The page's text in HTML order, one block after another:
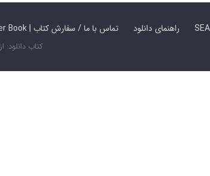
Contact Us / Order Book | تماس با ما / سفارش کتاب راهنمای دانلود
کتاب دانلود: از 1391 تا کنون - تمامی حقوق محفوظ است